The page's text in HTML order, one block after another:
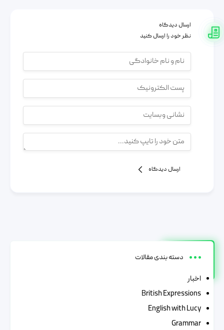
ارسال دیدگاه
نظر خود را ارسال کنید
ارسال دیدگاه
دسته بندی مقالات
اخبار
British Expressions
English with Lucy
Grammar